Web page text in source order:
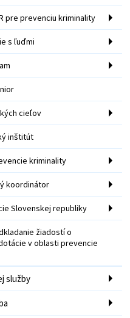
pre prevenciu kriminality
s ľuďmi
cieľov
inštitút
kriminality
koordinátor
Slovenskej republiky
žiadostí o
v oblasti prevencie
služby